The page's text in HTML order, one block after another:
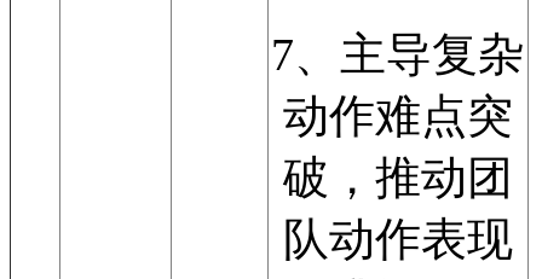
7、主导复杂
动作难点突
破，推动团
队动作表现